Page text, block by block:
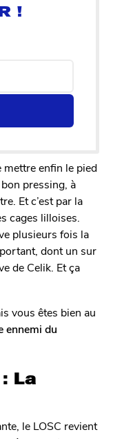
mettre enfin le pied
pressing, à
Et c’est par la
cages lilloises.
plusieurs fois la
dont un sur
de Celik. Et ça
vous êtes bien au
ennemi du
La
le LOSC revient